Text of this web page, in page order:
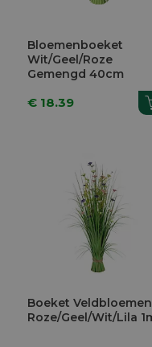
Bloemenboeket
Wit/Geel/Roze
Gemengd 40cm
€ 18.39
Boeket Veldbloemen
Roze/Geel/Wit/Lila